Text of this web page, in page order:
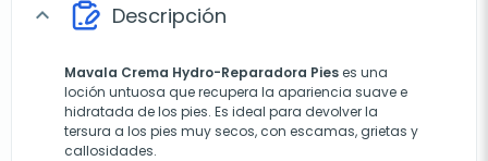
expand_more Descripción
Mavala Crema Hydro-Reparadora Pieses una
loción untuosa que recupera la apariencia suave e
hidratada de los pies. Es ideal para devolver la
tersura a los pies muy secos, con escamas, grietas y
callosidades.